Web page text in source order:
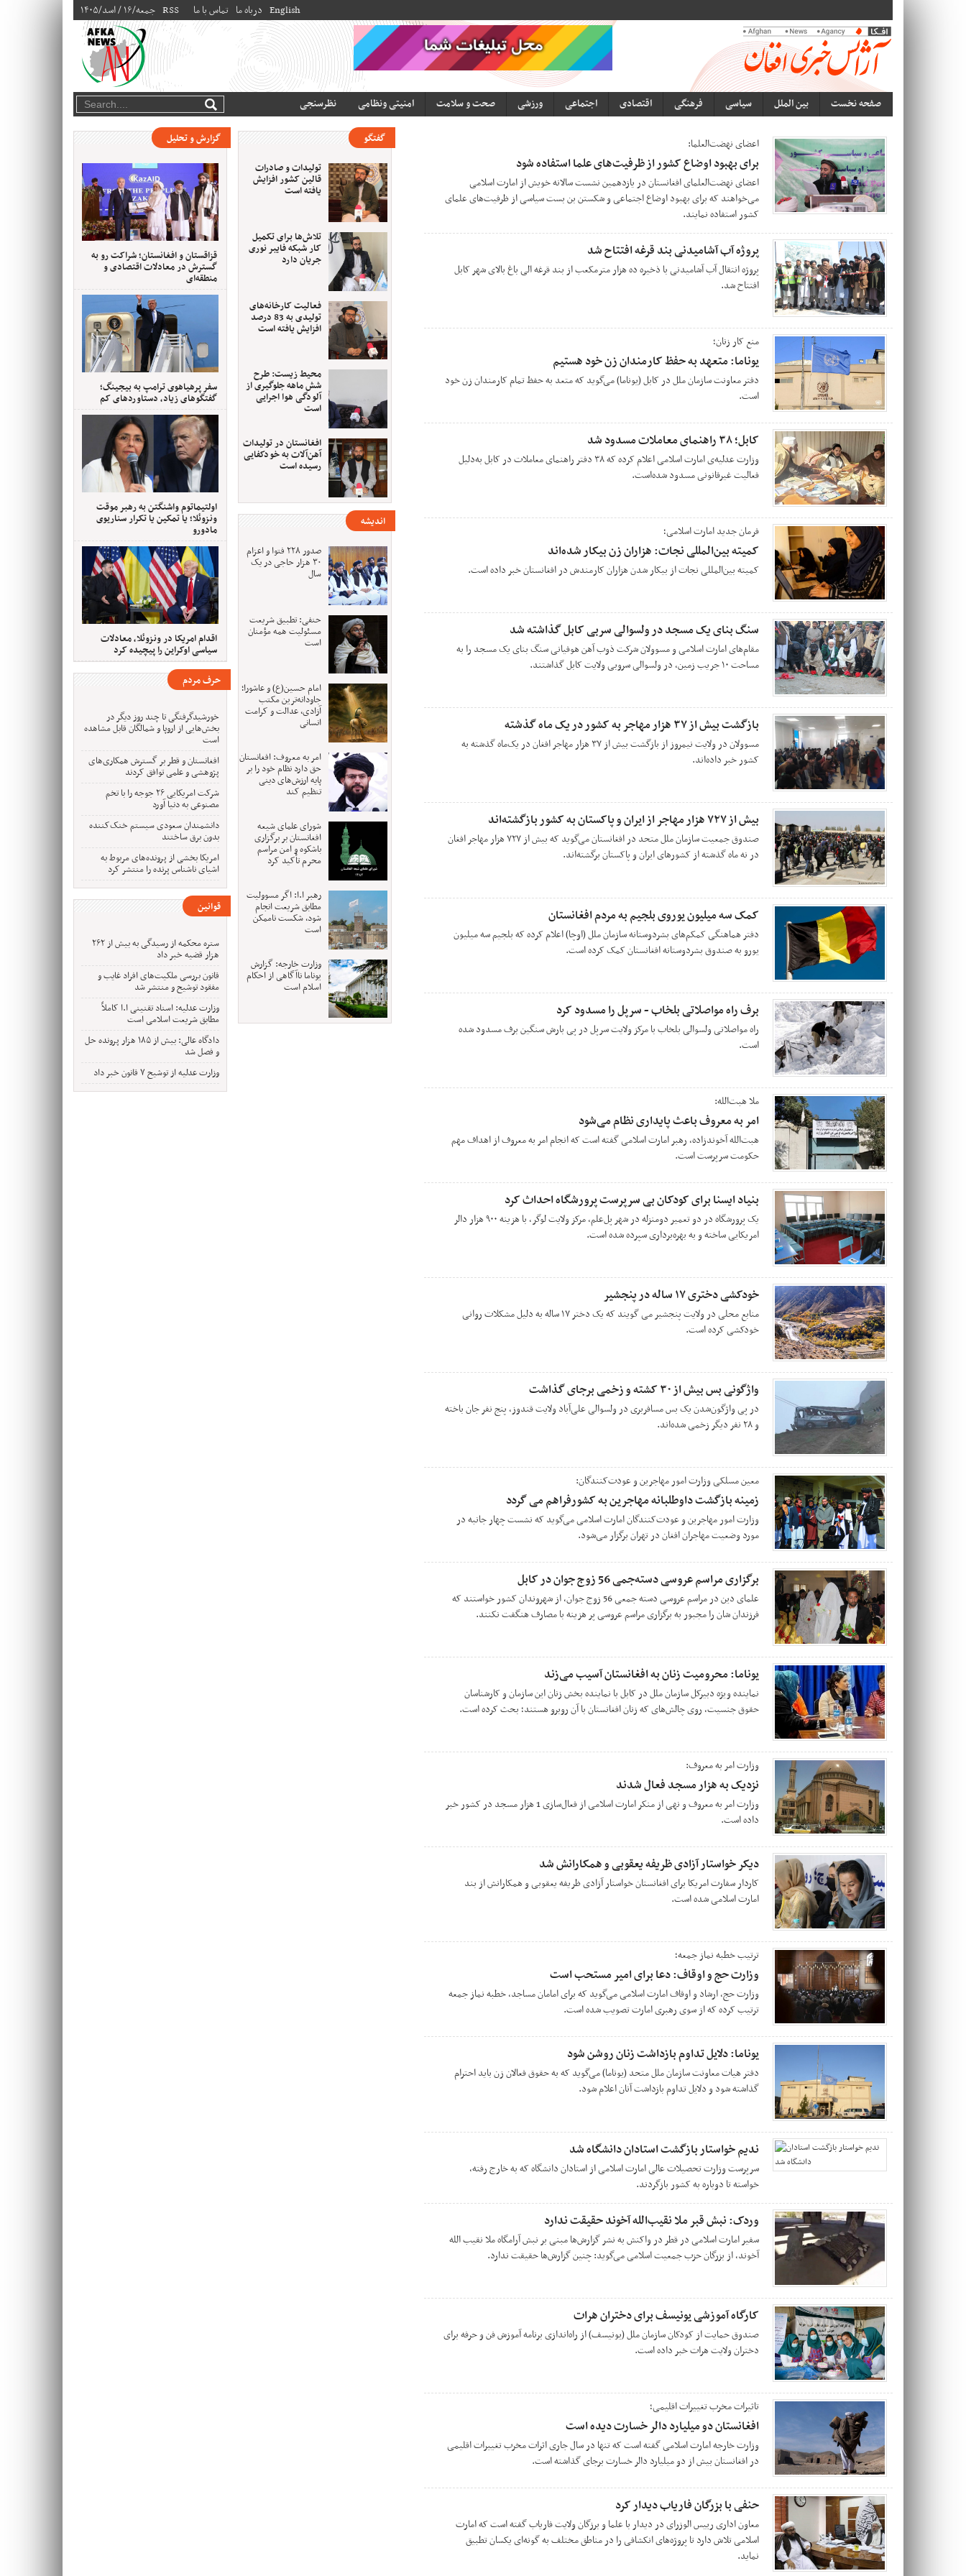
۱۴۰۵/جمعه/۱۶ / اسد RSS تماس با ما درباه ما English
صفحه نخست بین الملل سیاسی فرهنگی اقتصادی اجتماعی ورزشی صحت و سلامت امنیتی ونظامی نظرسنجی
اعضای نهضت‌العلما:
برای بهبود اوضاع کشور از ظرفیت‌های علما استفاده شود
اعضای نهضت‌العلمای افغانستان در یازدهمین نشست سالانه خویش از امارت اسلامی
می‌خواهند که برای بهبود اوضاع اجتماعی و شکستن بن بست سیاسی از ظرفیت‌های علمای
کشور استفاده نمایند.
پروژه آب آشامیدنی بند قرغه افتتاح شد
پروژه انتقال آب آشامیدنی با ذخیره ده هزار مترمکعب از بند قرغه الی باغ بالای شهر کابل
افتتاح شد.
منع کار زنان؛
یوناما: متعهد به حفظ کارمندان زن خود هستیم
دفتر معاونت سازمان ملل در کابل (یوناما) می‌گوید که متعد به حفظ تمام کارمندان زن خود
است.
کابل؛ ۳۸ راهنمای معاملات مسدود شد
وزارت عدلیه‌ی امارت اسلامی اعلام کرده که ۳۸ دفتر راهنمای معاملات در کابل به‌دلیل
فعالیت غیرقانونی مسدود شده‌است.
فرمان جدید امارت اسلامی؛
کمیته بین‌المللی نجات‌: هزاران زن بیکار شده‌اند
کمیته بین‌المللی نجات از بیکار شدن هزاران کارمندش در افغانستان خبر داده است.
سنگ بنای یک مسجد در ولسوالی سربی کابل گذاشته شد
مقام‌های امارت اسلامی و مسوولان شرکت ذوب آهن هوفیانی سنگ بنای یک مسجد را به
مساحت ۱۰ جریب زمین، در ولسوالی سروبی ولایت کابل گذاشتند.
بازگشت بیش از ۳۷ هزار مهاجر به کشور در یک ماه گذشته
مسوولان در ولایت نیمروز از بازگشت بیش از ۳۷ هزار مهاجر افغان در یک‌ماه گذشته به
کشور خبر داده‌اند.
بیش از ۷۲۷ هزار مهاجر از ایران و پاکستان به کشور بازگشته‌اند
صندوق جمعیت سازمان ملل متحد در افغانستان می‌گوید که بیش از ۷۲۷ هزار مهاجر افغان
در نه ماه گذشته از کشورهای ایران و پاکستان برگشته‌اند.
کمک سه میلیون یوروی بلجیم به مردم افغانستان
دفتر هماهنگی کمکم‌های بشردوستانه سازمان ملل (اوچا) اعلام کرده که بلجیم سه میلیون
یورو به صندوق بشردوستانه افغانستان کمک کرده است.
برف راه مواصلاتی بلخاب - سرپل را مسدود کرد
راه مواصلاتی ولسوالی بلخاب با مرکز ولایت سرپل در پی‌ بارش سنگین برف مسدود شده
است.
ملا هبت‌الله:
امر به معروف باعث پایداری نظام می‌شود
هبت‌الله آخوندزاده، رهبر امارت اسلامی گفته است که انجام امر به معروف از اهداف مهم
حکومت سرپرست است.
بنیاد ایسنا برای کودکان بی سرپرست پرورشگاه احداث کرد
یک پرورشگاه در دو تعمیر دو‌منزله در شهر پل‌علم، مرکز ولایت لوگر، با هزینه ۹۰۰ هزار دالر
امریکایی ساخته و به بهره‌برداری سپرده شده است.
خودکشی دختری ۱۷ ساله در پنجشیر
منابع محلی در ولایت پنجشیر می گویند که یک دختر ۱۷ ساله به دلیل مشکلات روانی
خودکشی کرده است.
واژگونی بس بیش از ۳۰ کشته و زخمی برجای گذاشت
در پی واژگون‌شدن یک بس مسافربری در ولسوالی علی‌آباد ولایت قندوز، پنج نفر جان باخته
و ۲۸ نفر دیگر زخمی شده‌اند.
معین مسلکی وزارت امور مهاجرین و عودت‌کنندگان:
زمینه بازگشت داوطلبانه مهاجرین به کشورفراهم می گردد
وزارت امور مهاجرین و عودت‌کنندگان امارت اسلامی می‌گوید که نشست چهار جانبه در
مورد وضعیت مهاجران افغان در تهران برگزار می‌شود.
برگزاری مراسم عروسی دسته‌جمی 56 زوج جوان در کابل
علمای دین در مراسم عروسی دسته جمعی 56 زوج جوان، از شهروندان کشور خواستند که
فرزندان شان را مجبور به برگزاری مراسم عروسی پر هزینه با مصارف هنگفت نکنند.
یوناما: محرومیت زنان به افغانستان آسیب می‌زند
نماینده‌ ویژه دبیرکل سازمان ملل در کابل با نماینده‌ بخش زنان این سازمان و کارشناسان
حقوق جنسیت، روی چالش‌های که زنان افغانستان با آن روبرو هستند؛ بحث کرده است.
وزارت امر به معروف:
نزدیک به هزار مسجد فعال شدند
وزارت امر به معروف و نهی از منکر امارت اسلامی از فعال‌سازی 1 هزار مسجد در کشور خبر
داده است.
دیکر خواستار آزادی ظریفه یعقوبی و همکارانش شد
کاردار سفارت امریکا برای افغانستان خواستار آزادی ظریفه یعقوبی و همکارانش از بند
امارت اسلامی شده است.
ترتیب خطبه‌ نماز جمعه؛
وزارت حج و اوقاف: دعا برای امیر مستحب است
وزارت حج، ارشاد و اوقاف امارت اسلامی می‌گوید که برای امامان مساجد، خطبه‌ نماز جمعه
ترتیب کرده که از سوی رهبری امارت تصویب شده است.
یوناما: دلایل تداوم بازداشت زنان روشن شود
دفتر هیات معاونت سازمان ملل متحد (یوناما) می‌گوید که به حقوق فعالان زن باید احترام
گذاشته شود و دلایل تداوم بازداشت آنان اعلام شود.
ندیم خواستار بازگشت استادان دانشگاه شد
سرپرست وزارت تحصیلات عالی امارت اسلامی از استادان دانشگاه‌ که به خارج رفته،
خواسته تا دوباره به کشور بازگردند.
وردک: نبش قبر ملا نقیب‌الله آخوند حقیقت ندارد
سفیر امارت اسلامی در قطر در واکنش به نشر گزارش‌ها مبنی بر نبش آرامگاه ملا نقیب الله
آخوند، از بزرگان حزب جمعیت اسلامی می‌گوید: چنین گزارش‌ها حقیقت ندارد.
کارگاه آموزشی یونیسف برای دختران هرات
صندوق حمایت از کودکان سازمان ملل (یونیسف) از راه‌اندازی برنامه آموزش فن و حرفه برای
دختران ولایت هرات خبر داده است.
تاثیرات مخرب تغییرات اقلیمی؛
افغانستان دو میلیارد دالر خسارت دیده است
وزارت خارجه‌ امارت اسلامی گفته است که تنها در سال جاری اثرات مخرب تغییرات اقلیمی
در افغانستان بیش از دو میلیارد دالر خسارت برجای گذاشته است.
حنفی با بزرگان فاریاب دیدار کرد
معاون اداری رییس الوزرای در دیدار با علما و برزگان ولایت فاریاب گفته است که امارت
اسلامی تلاش دارد تا پروژه‌های انکشافی را در مناطق مختلف به گونه‌ای یکسان تطبیق
نماید.
گفتگو
تولیدات و صادرات
قالین کشور افزایش
یافته است
تلاش‌ها برای تکمیل
کار شبکه فایبر نوری
جریان دارد
فعالیت کارخانه‌های
تولیدی به 83 درصد
افزایش یافته است
محیط زیست: طرح
شش ماهه جلوگیری از
آلودگی هوا اجرایی
است
افغانستان در تولیدات
آهن‌آلات به خودکفایی
رسیده است
اندیشه
صدور ۲۲۸ فتوا و اعزام
۳۰ هزار حاجی در یک
سال
حنفی: تطبیق شریعت
مسئولیت همه مؤمنان
است
امام حسین(ع) و عاشورا؛
جاودانه‌ترین مکتب
آزادی، عدالت و کرامت
انسانی
امر به معروف: افغانستان
حق دارد نظام خود را بر
پایه ارزش‌های دینی
تنظیم کند
شورای علمای شیعه
افغانستان بر برگزاری
باشکوه و امن مراسم
محرم تأکید کرد
رهبر ا.ا: اگر مسوولیت‌
مطابق شریعت انجام
شود، شکست ناممکن
است
وزارت خارجه: گزارش
یوناما ناآگاهی از احکام
اسلام است
گزارش و تحلیل
قزاقستان و افغانستان؛ شراکت رو به
گسترش در معادلات اقتصادی و
منطقه‌ای
سفر پرهیاهوی ترامپ به بیجینگ؛
گفتگوهای زیاد، دستاوردهای کم
اولتیماتوم واشنگتن به رهبر موقت
ونزوئلا؛ یا تمکین یا تکرار سناریوی
مادورو
اقدام امریکا در ونزوئلا، معادلات
سیاسی اوکراین را پیچیده کرد
حرف مردم
خورشیدگرفتگی تا چند روز دیگر در
بخش‌هایی از اروپا و شمالگان قابل مشاهده
است
افغانستان و قطر بر گسترش همکاری‌های
پژوهشی و علمی توافق کردند
شرکت امریکایی ۲۶ جوجه را با تخم
مصنوعی به دنیا آورد
دانشمندان سعودی سیستم خنک‌کننده
بدون برق ساختند
امریکا بخشی از پرونده‌های مربوط به
اشیای ناشناس پرنده را منتشر کرد
قوانین
ستره محکمه از رسیدگی به بیش از ۲۶۲
هزار قضیه خبر داد
قانون بررسی ملکیت‌های افراد غایب و
مفقود توشیح و منتشر شد
وزارت عدلیه: اسناد تقنینی ا.ا کاملاً
مطابق شریعت اسلامی است
دادگاه عالی: بیش از ۱۸۵ هزار پرونده حل
و فصل شد
وزارت عدلیه از توشیح ۷ قانون خبر داد